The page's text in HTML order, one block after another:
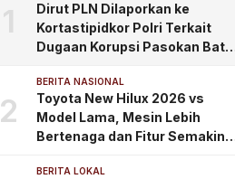
1
Dirut PLN Dilaporkan ke
Kortastipidkor Polri Terkait
Dugaan Korupsi Pasokan Batu
2
BERITA NASIONAL
Toyota New Hilux 2026 vs
Model Lama, Mesin Lebih
Bertenaga dan Fitur Semakin
BERITA LOKAL